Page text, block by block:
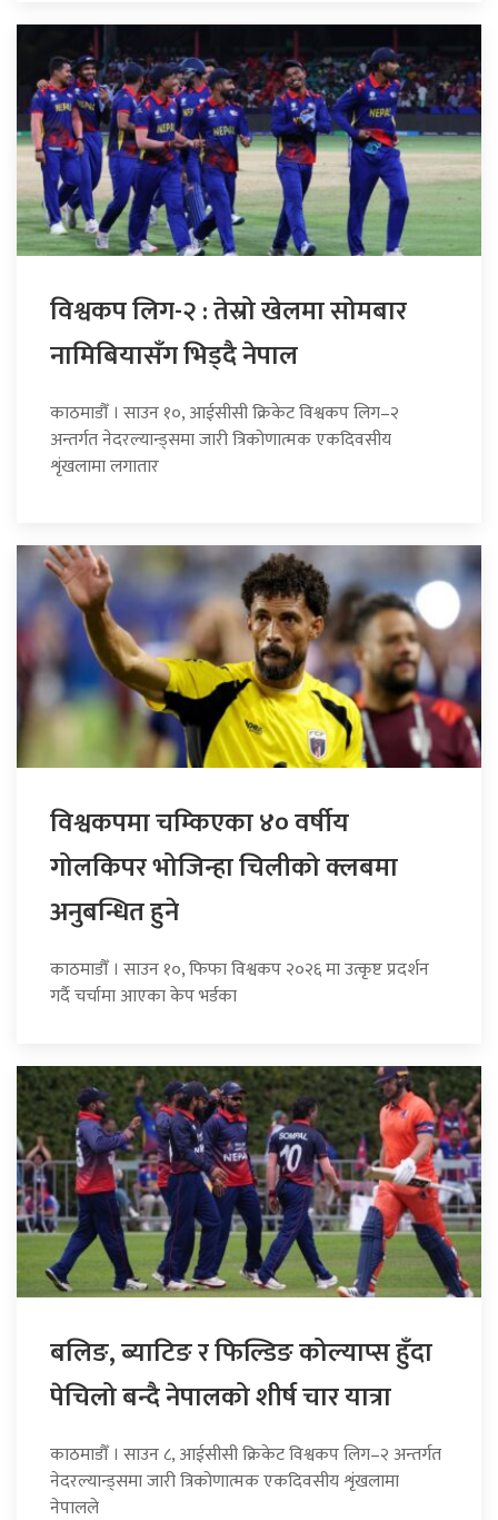
विश्वकप लिग-२ : तेस्रो खेलमा सोमबार
नामिबियासँग भिड्दै नेपाल
काठमाडौँ । साउन १०, आईसीसी क्रिकेट विश्वकप लिग–२
अन्तर्गत नेदरल्यान्ड्समा जारी त्रिकोणात्मक एकदिवसीय
शृंखलामा लगातार
विश्वकपमा चम्किएका ४० वर्षीय
गोलकिपर भोजिन्हा चिलीको क्लबमा
अनुबन्धित हुने
काठमाडौँ । साउन १०, फिफा विश्वकप २०२६ मा उत्कृष्ट प्रदर्शन
गर्दै चर्चामा आएका केप भर्डका
बलिङ, ब्याटिङ र फिल्डिङ कोल्याप्स हुँदा
पेचिलो बन्दै नेपालको शीर्ष चार यात्रा
काठमाडौँ । साउन ८, आईसीसी क्रिकेट विश्वकप लिग–२ अन्तर्गत
नेदरल्यान्ड्समा जारी त्रिकोणात्मक एकदिवसीय शृंखलामा
नेपालले